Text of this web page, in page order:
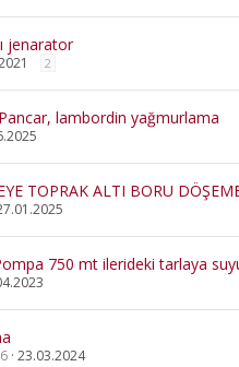
jenarator
2
Pancar, lambordin yağmurlama
TOPRAK ALTI BORU
750 mt ilerideki tarlaya
23.03.2024